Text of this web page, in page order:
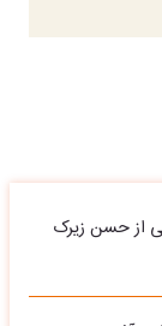
از حسن زیرک